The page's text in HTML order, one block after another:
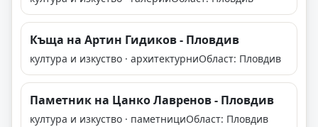
Къща на Артин Гидиков - Пловдив
култура и изкуство · архитектурниОбласт: Пловдив
Паметник на Цанко Лавренов - Пловдив
култура и изкуство · паметнициОбласт: Пловдив